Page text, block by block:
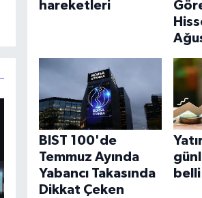
hareketleri
BIST 100'de
Temmuz Ayında
Yabancı Takasında
Dikkat Çeken